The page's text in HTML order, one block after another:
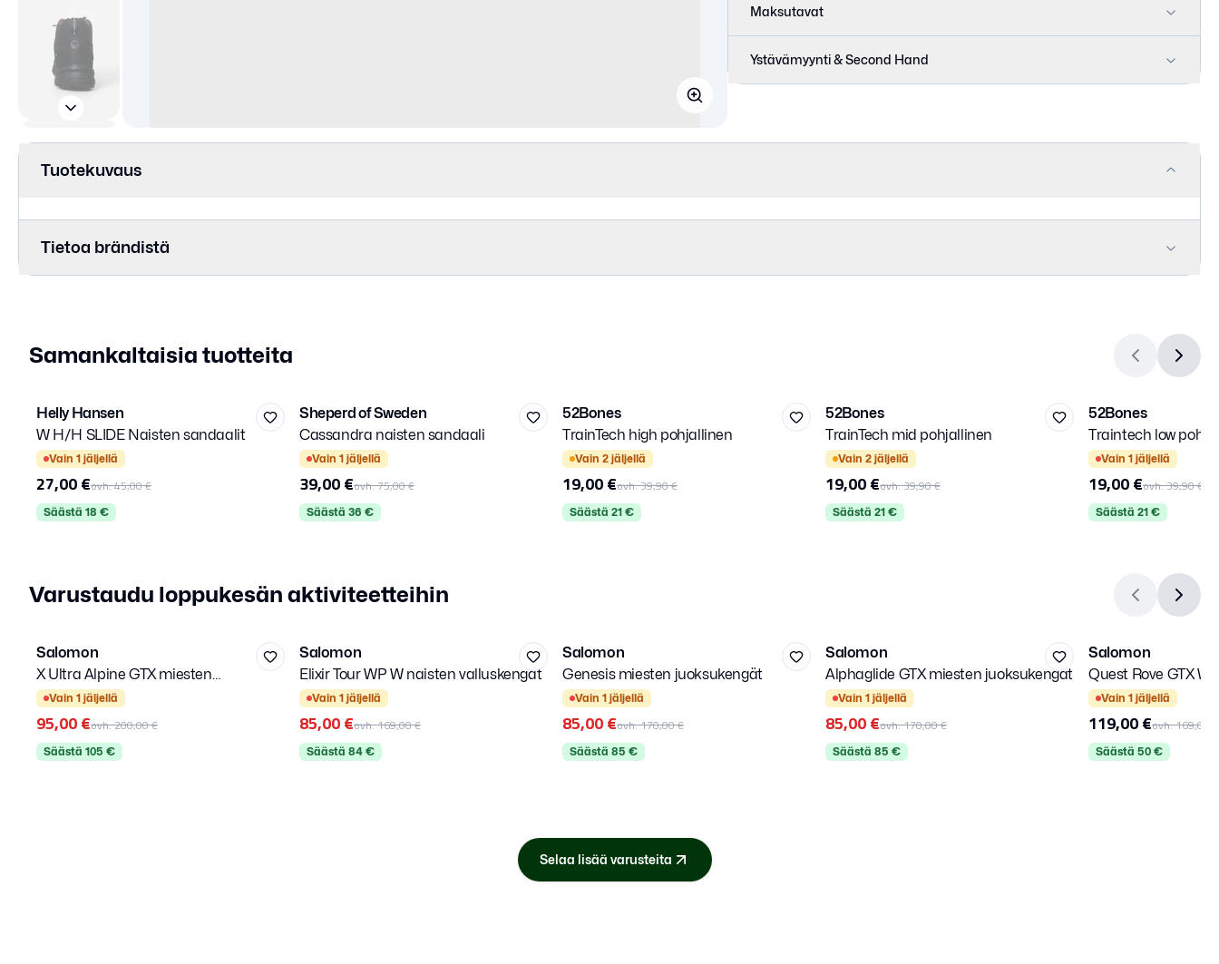
Maksutavat
Ystävämyynti & Second Hand
Tuotekuvaus
Tietoa brändistä
Samankaltaisia tuotteita
-40%
Kirjaudu sisään
Valitse kirjautumistapa.
Helly Hansen
W H/H SLIDE Naisten sandaalit
Vain 1 jäljellä
27,00 €ovh.45,00 €
Säästä 18 €
-48%
Kirjaudu sisään
Valitse kirjautumistapa.
Sheperd of Sweden
Cassandra naisten sandaali
Vain 1 jäljellä
39,00 €ovh.75,00 €
Säästä 36 €
-52%
Kirjaudu sisään
Valitse kirjautumistapa.
52Bones
TrainTech high pohjallinen
Vain 2 jäljellä
19,00 €ovh.39,90 €
Säästä 21 €
-52%
Kirjaudu sisään
Valitse kirjautumistapa.
52Bones
TrainTech mid pohjallinen
Vain 2 jäljellä
19,00 €ovh.39,90 €
Säästä 21 €
-52%
52Bones
Traintech low
Vain 1 jäljellä
19,00 €ovh.39,90 €
Säästä 21 €
Varustaudu loppukesän aktiviteetteihin
-53%
LISÄALE Kirjaudu sisään
Valitse kirjautumistapa.
Salomon
X Ultra Alpine GTX miesten
vaelluskengät
Vain 1 jäljellä
95,00 €ovh.200,00 €
Säästä 105 €
-50%
LISÄALE Kirjaudu sisään
Valitse kirjautumistapa.
Salomon
Elixir Tour WP W naisten valluskengät
Vain 1 jäljellä
85,00 €ovh.169,00 €
Säästä 84 €
-50%
LISÄALE Kirjaudu sisään
Valitse kirjautumistapa.
Salomon
Genesis miesten juoksukengät
Vain 1 jäljellä
85,00 €ovh.170,00 €
Säästä 85 €
-50%
LISÄALE Kirjaudu sisään
Valitse kirjautumistapa.
Salomon
Alphaglide GTX miesten juoksukengät
Vain 1 jäljellä
85,00 €ovh.170,00 €
Säästä 85 €
-30%
Salomon
Quest Rove GTX W
vaelluskengät
Vain 1 jäljellä
119,00 €ovh.169,00 €
Säästä 50 €
Selaa lisää varusteita